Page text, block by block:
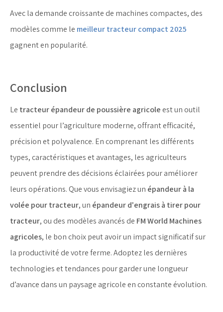
Avec la demande croissante de machines compactes, des
modèles comme le meilleur tracteur compact 2025
gagnent en popularité.
Conclusion
Le tracteur épandeur de poussière agricoleest un outil
essentiel pour l’agriculture moderne, offrant efficacité,
précision et polyvalence. En comprenant les différents
types, caractéristiques et avantages, les agriculteurs
peuvent prendre des décisions éclairées pour améliorer
leurs opérations. Que vous envisagiez un épandeur à la
volée pour tracteur, un épandeur d'engrais à tirer pour
tracteur, ou des modèles avancés de FM World Machines
agricoles, le bon choix peut avoir un impact significatif sur
la productivité de votre ferme. Adoptez les dernières
technologies et tendances pour garder une longueur
d’avance dans un paysage agricole en constante évolution.